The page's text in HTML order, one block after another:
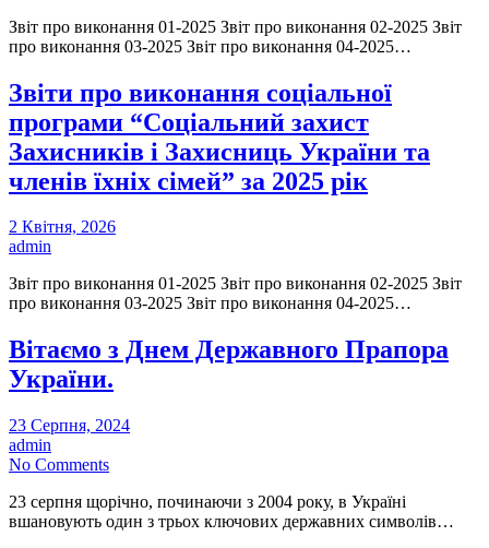
Звіт про виконання 01-2025 Звіт про виконання 02-2025 Звіт
про виконання 03-2025 Звіт про виконання 04-2025…
Звіти про виконання соціальної
програми “Соціальний захист
Захисників і Захисниць України та
членів їхніх сімей” за 2025 рік
2 Квітня, 2026
admin
Звіт про виконання 01-2025 Звіт про виконання 02-2025 Звіт
про виконання 03-2025 Звіт про виконання 04-2025…
Вітаємо з Днем Державного Прапора
України.
23 Серпня, 2024
admin
No Comments
23 серпня щорічно, починаючи з 2004 року, в Україні
вшановують один з трьох ключових державних символів…